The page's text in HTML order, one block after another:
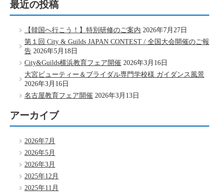
最近の投稿
【韓国へ行こう！】特別研修のご案内 2026年7月27日
第１回 City & Guilds JAPAN CONTEST / 全国大会開催のご報
告 2026年5月18日
City&Guilds横浜教育フェア開催 2026年3月16日
大宮ビューティー＆ブライダル専門学校様 ガイダンス風景
2026年3月16日
名古屋教育フェア開催 2026年3月13日
アーカイブ
2026年7月
2026年5月
2026年3月
2025年12月
2025年11月